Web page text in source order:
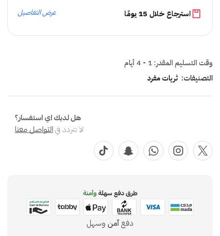
استرجاع خلال 15 يومًا عرض التفاصيل
وقت التسليم المقدر:1 - 4 أيام
التصنيفات: ثريات مفرد
هل لديك اي استفسار؟
لا تتردد فيالتواصل معنا
طرق دفع سهلةوآمنة
دفعآمن وسهل